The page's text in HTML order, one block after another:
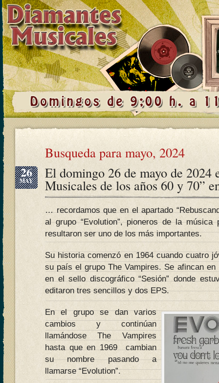
Busqueda para mayo, 2024
26
MAY El domingo 26 de mayo de 2024
Musicales de los años 60 y 70”
… recordamos que en el apartado
al grupo “Evolution”, pioneros de la música
resultaron ser uno de los más importantes.
Su historia comenzó en 1964 cuando cuatro
su país el grupo The Vampires. Se afincan en
en el sello discográfico “Sesión” donde
editaron tres sencillos y dos EPS.
En el grupo se dan varios
cambios y continúan
llamándose The Vampires
hasta que en 1969 cambian
su nombre pasando a
llamarse “Evolution”.